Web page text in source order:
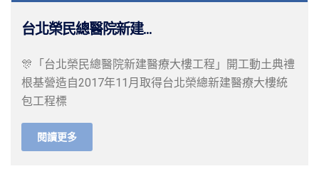
台北榮民總醫院新建...
🎊「台北榮民總醫院新建醫療大樓工程」開工動土典禮
根基營造自2017年11月取得台北榮總新建醫療大樓統
包工程標
閱讀更多